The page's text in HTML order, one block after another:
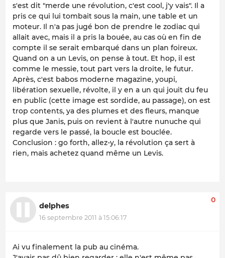
s'est dit "merde une révolution, c'est cool, j'y vais". Il a
pris ce qui lui tombait sous la main, une table et un
moteur. Il n'a pas jugé bon de prendre le zodiac qui
allait avec, mais il a pris la bouée, au cas où en fin de
compte il se serait embarqué dans un plan foireux.
Quand on a un Levis, on pense à tout. Et hop, il est
comme le messie, tout part vers la droite, le futur.
Après, c'est babos moderne magazine, youpi,
libération sexuelle, révolte, il y en a un qui jouit du feu
en public (cette image est sordide, au passage), on est
trop contents, ya des plumes et des fleurs, manque
plus que Janis, puis on revient à l'autre nunuche qui
regarde vers le passé, la boucle est bouclée.
Conclusion : go forth, allez-y, la révolution ça sert à
rien, mais achetez quand même un Levis.
delphes
16 septembre 2011 à 15:06:17
0
Ai vu finalement la pub au cinéma.